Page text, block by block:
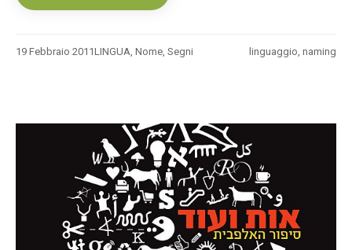
19 Febbraio 2011 linguaggio, naming
LINGUA, Nome, Segni